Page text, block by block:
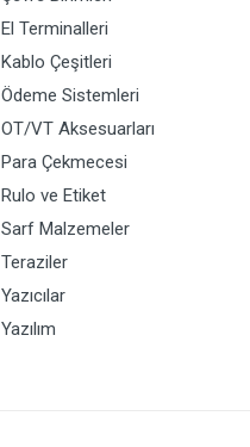
El Terminalleri
Kablo Çeşitleri
Ödeme Sistemleri
OT/VT Aksesuarları
Para Çekmecesi
Rulo ve Etiket
Sarf Malzemeler
Teraziler
Yazıcılar
Yazılım